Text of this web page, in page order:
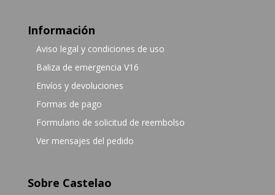
Información
Aviso legal y condiciones de uso
Baliza de emergencia V16
Envíos y devoluciones
Formas de pago
Formulario de solicitud de reembolso
Ver mensajes del pedido
Sobre Castelao